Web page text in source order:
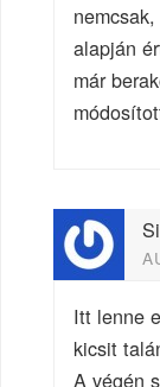
alapján
már
Itt lenne
kicsit
A végén